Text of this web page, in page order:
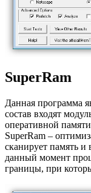
SuperRam
Данная программа
состав входят
оперативной
SuperRam –
сканирует память
данный момент
границы, при